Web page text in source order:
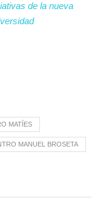
de la nueva
MATÍES
MANUEL BROSETA